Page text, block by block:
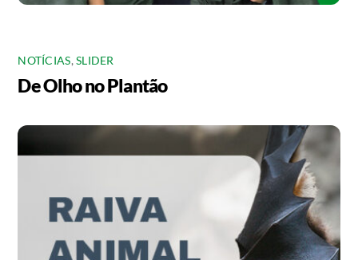
NOTÍCIAS,SLIDER
De Olho no Plantão